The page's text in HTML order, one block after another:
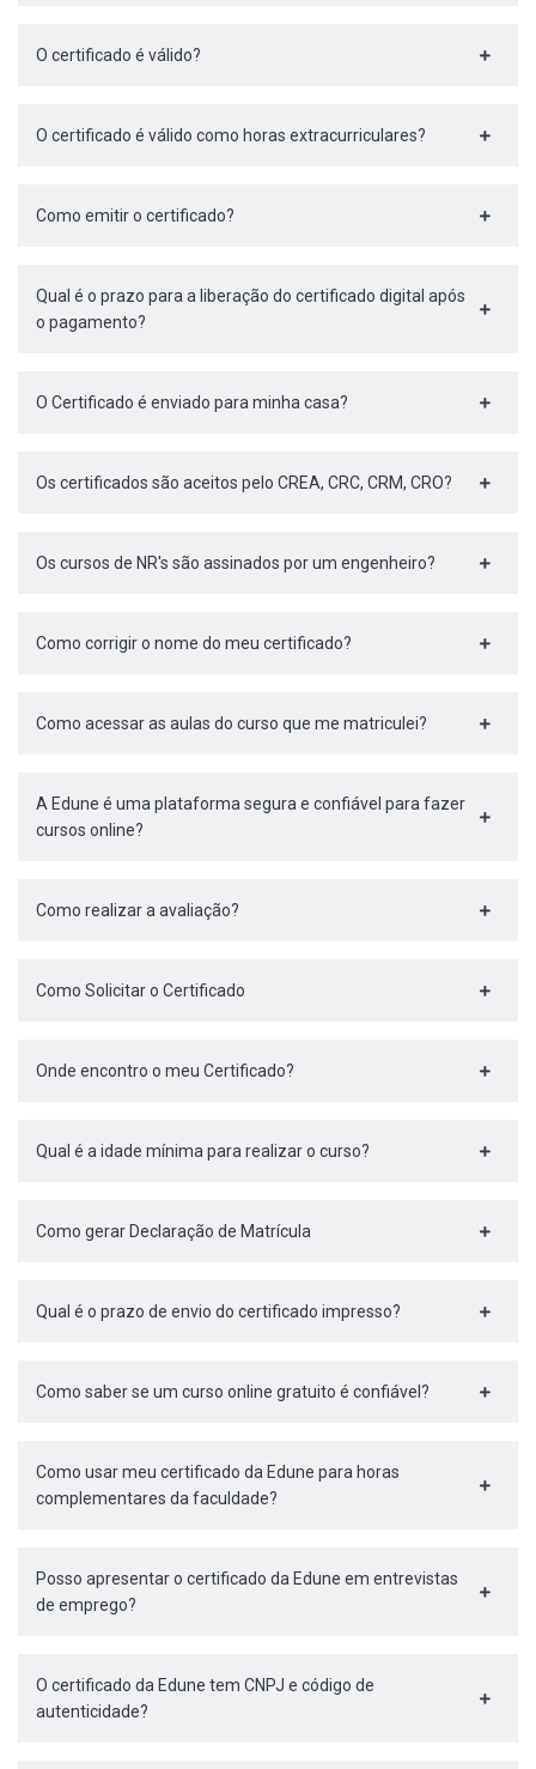
O certificado é válido?
O certificado é válido como horas extracurriculares?
Como emitir o certificado?
Qual é o prazo para a liberação do certificado digital após
o pagamento?
O Certificado é enviado para minha casa?
Os certificados são aceitos pelo CREA, CRC, CRM, CRO?
Os cursos de NR's são assinados por um engenheiro?
Como corrigir o nome do meu certificado?
Como acessar as aulas do curso que me matriculei?
A Edune é uma plataforma segura e confiável para fazer
cursos online?
Como realizar a avaliação?
Como Solicitar o Certificado
Onde encontro o meu Certificado?
Qual é a idade mínima para realizar o curso?
Como gerar Declaração de Matrícula
Qual é o prazo de envio do certificado impresso?
Como saber se um curso online gratuito é confiável?
Como usar meu certificado da Edune para horas
complementares da faculdade?
Posso apresentar o certificado da Edune em entrevistas
de emprego?
O certificado da Edune tem CNPJ e código de
autenticidade?